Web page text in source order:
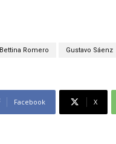
Bettina Romero Gustavo Sáenz
Facebook X